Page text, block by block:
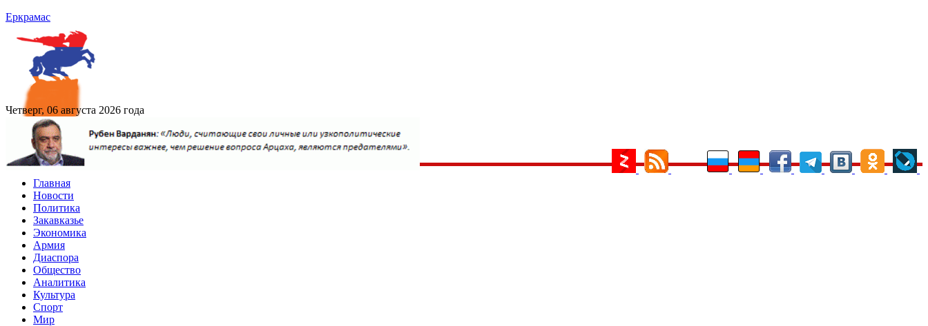
Еркрамас
Четверг, 06 августа 2026 года
Главная
Новости
Политика
Закавказье
Экономика
Армия
Диаспора
Общество
Аналитика
Культура
Спорт
Мир